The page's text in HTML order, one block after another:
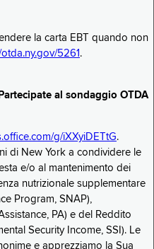
la carta EBT quando non
otda.ny.gov/5261 .
al sondaggio OTDA
g/iXXyiDETtG.
di New York a condividere le
e/o al mantenimento dei
nutrizionale supplementare
Program, SNAP),
PA) e del Reddito
Security Income, SSI). Le
e apprezziamo la Sua